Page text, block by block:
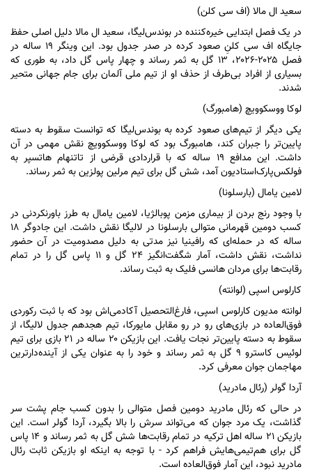
سعید ال مالا (اف سی کلن)
در یک فصل ابتدایی خیره‌کننده در بوندس‌لیگا، سعید ال مالا دلیل اصلی حفظ
جایگاه اف سی کلنِ صعود کرده در صدر جدول بود. این وینگر ۱۹ ساله در
فصل ۲۰۲۵-۲۰۲۶، ۱۳ گل به ثمر رساند و چهار پاس گل داد، به طوری که
بسیاری از افراد بی‌طرف از حذف او از تیم ملی آلمان برای جام جهانی متحیر
شدند.
لوکا ووسکوویچ (هامبورگ)
یکی دیگر از تیم‌های صعود کرده به بوندس‌لیگا که توانست سقوط به دسته
پایین‌تر را جبران کند، هامبورگ بود که لوکا ووسکوویچ نقش مهمی در آن
داشت. این مدافع ۱۹ ساله که با قراردادی قرضی از تاتنهام هاتسپر به
فولکس‌پارک‌استادیون آمد، شش گل برای تیم مرلین پولزین به ثمر رساند.
لامین یامال (بارسلونا)
با وجود رنج بردن از بیماری مزمن پوبالژیا، لامین یامال به طرز باورنکردنی در
کسب دومین قهرمانی متوالی بارسلونا در لالیگا نقش داشت. این جادوگر ۱۸
ساله که در حمله‌ای که رافینیا نیز مدتی به دلیل مصدومیت در آن حضور
نداشت، نقش داشت، آمار شگفت‌انگیز ۲۴ گل و ۱۱ پاس گل را در تمام
رقابت‌ها برای مردان هانسی فلیک به ثبت رساند.
کارلوس اسپی (لوانته)
لوانته مدیون کارلوس اسپی، فارغ‌التحصیل آکادمی‌اش بود که با ثبت رکوردی
فوق‌العاده در بازی‌های رو در رو مقابل مایورکا، تیم هجدهم جدول لالیگا، از
سقوط به دسته پایین‌تر نجات یافت. این بازیکن ۲۰ ساله در ۲۱ بازی برای تیم
لوئیس کاسترو ۹ گل به ثمر رساند و خود را به عنوان یکی از آینده‌دارترین
مهاجمان جوان معرفی کرد.
آردا گولر (رئال مادرید)
در حالی که رئال مادرید دومین فصل متوالی را بدون کسب جام پشت سر
گذاشت، یک مرد جوان که می‌تواند سرش را بالا بگیرد، آردا گولر است. این
بازیکن ۲۱ ساله اهل ترکیه در تمام رقابت‌ها شش گل به ثمر رساند و ۱۴ پاس
گل برای هم‌تیمی‌هایش فراهم کرد - با توجه به اینکه او بازیکن ثابت رئال
مادرید نبود، این آمار فوق‌العاده است.